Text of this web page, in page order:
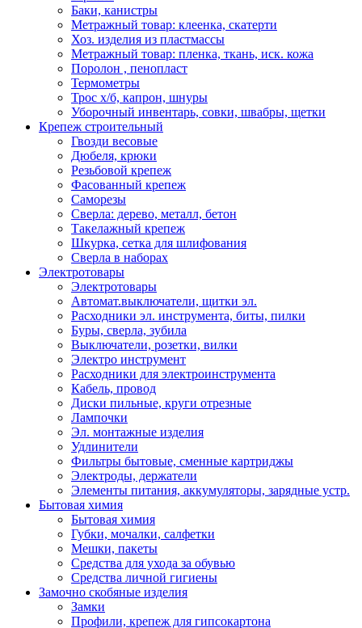
Баки, канистры
Метражный товар: клеенка, скатерти
Хоз. изделия из пластмассы
Метражный товар: пленка, ткань, иск. кожа
Поролон , пенопласт
Термометры
Трос х/б, капрон, шнуры
Уборочный инвентарь, совки, швабры, щетки
Крепеж строительный
Гвозди весовые
Дюбеля, крюки
Резьбовой крепеж
Фасованный крепеж
Саморезы
Сверла: дерево, металл, бетон
Такелажный крепеж
Шкурка, сетка для шлифования
Сверла в наборах
Электротовары
Электротовары
Автомат.выключатели, щитки эл.
Расходники эл. инструмента, биты, пилки
Буры, сверла, зубила
Выключатели, розетки, вилки
Электро инструмент
Расходники для электроинструмента
Кабель, провод
Диски пильные, круги отрезные
Лампочки
Эл. монтажные изделия
Удлинители
Фильтры бытовые, сменные картриджы
Электроды, держатели
Элементы питания, аккумуляторы, зарядные устр.
Бытовая химия
Бытовая химия
Губки, мочалки, салфетки
Мешки, пакеты
Средства для ухода за обувью
Средства личной гигиены
Замочно скобяные изделия
Замки
Профили, крепеж для гипсокартона